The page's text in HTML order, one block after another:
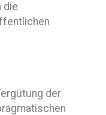
die
der